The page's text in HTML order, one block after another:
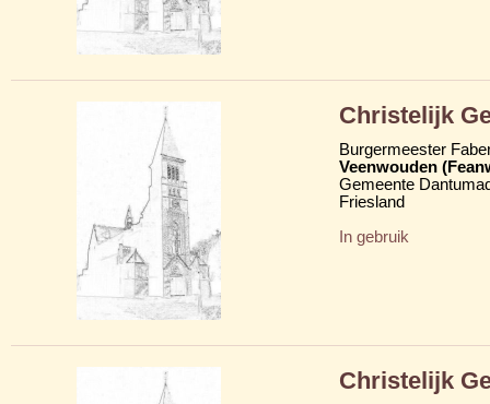
Christelijk
Burgermeester
Veenwouden
Gemeente
Friesland
In gebruik
Christelijk